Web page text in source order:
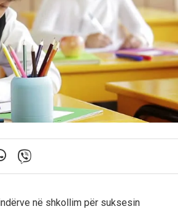
në shkollim për suksesin